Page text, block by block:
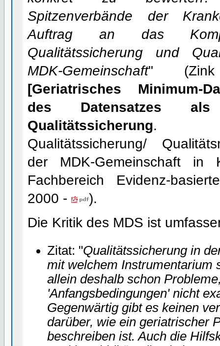
Spitzenverbände der
Auftrag an das
Qualitätssicherung und
MDK-Gemeinschaft"
[Geriatrisches Minimum-
des Datensatzes
Qualitätssicherung.
Qualitätssicherung/
der MDK-Gemeinschaft in
Fachbereich Evidenz-
2000 -
).
Die Kritik des MDS ist
Zitat: "Qualitätssicherung in
mit welchem Instrumentarium
allein deshalb schon
'Anfangsbedingungen' nicht
Gegenwärtig gibt es keinen
darüber, wie ein geriatrischer
beschreiben ist. Auch die